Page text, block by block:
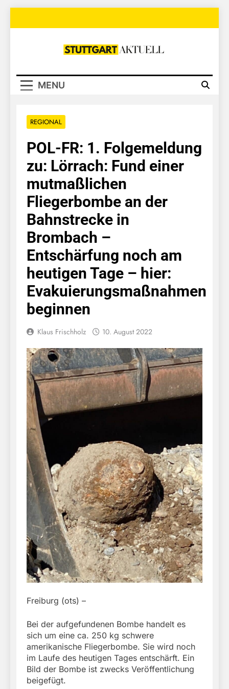
Stuttgart
MENU
REGIONAL
POL-FR: 1. Folgemeldung
zu: Lörrach: Fund einer
mutmaßlichen
Fliegerbombe an der
Bahnstrecke in
Brombach –
Entschärfung noch am
heutigen Tage – hier:
Evakuierungsmaßnahmen
beginnen
Klaus Frischholz 10. August 2022
Freiburg (ots) –
Bei der aufgefundenen Bombe handelt es
sich um eine ca. 250 kg schwere
amerikanische Fliegerbombe. Sie wird noch
im Laufe des heutigen Tages entschärft. Ein
Bild der Bombe ist zwecks Veröffentlichung
beigefügt.